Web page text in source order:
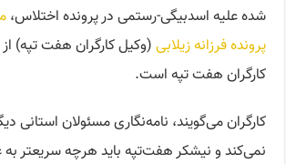
شده علیه اسدبیگی-رستمی در پرونده اختلاس،
پرونده فرزانه زیلابی (وکیل کارگران هفت تپه)
کارگران هفت تپه است.
کارگران می‌گویند، نامه‌نگاری مسئولان استانی
نمی‌کند و نیشکر هفت‌تپه باید هرچه سریعتر به